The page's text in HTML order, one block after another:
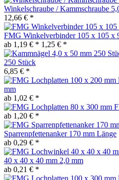
Winkelschraube / Kammschraube
12,66 € *
FMG Winkelverbinder 105 x 105 x
ab 1,19 € * 1,25 € *
250 Stück
6,85 € *
mm
ab 1,02 € *
ab 1,20 € *
Sparrenpfettenanker 170 mm Länge
ab 0,29 € *
40 x 40 x 40 mm 2,0 mm
ab 0,21 € *